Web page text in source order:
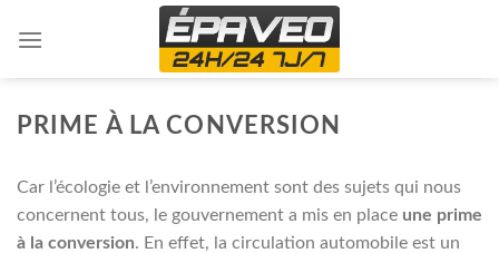
PRIME À LA CONVERSION
Car l’écologie et l’environnement sont des sujets qui nous
concernent tous, le gouvernement a mis en place une prime
à la conversion. En effet, la circulation automobile est un